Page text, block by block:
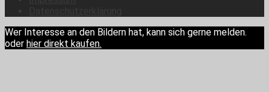
Wer Interesse an den Bildern hat, kann sich gerne melden.
oder hier direkt kaufen.